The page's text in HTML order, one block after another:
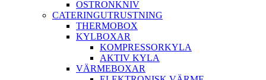
OSTRONKNIV
CATERINGUTRUSTNING
THERMOBOX
KYLBOXAR
KOMPRESSORKYLA
AKTIV KYLA
VÄRMEBOXAR